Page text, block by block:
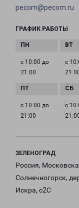
pecom@pecom.ru
ГРАФИК РАБОТЫ
с 10:00 до
21:00
с
с 10:00 до
21:00
с
ЗЕЛЕНОГРАД
Россия,
Солнечногорск,
Искра, с2С